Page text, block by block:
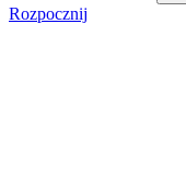
Rozpocznij